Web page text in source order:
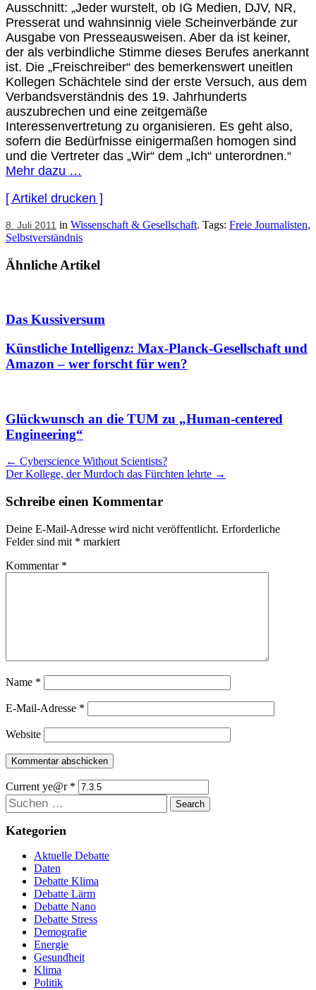
Ausschnitt: „Jeder wurstelt, ob IG Medien, DJV, NR,
Presserat und wahnsinnig viele Scheinverbände zur
Ausgabe von Presseausweisen. Aber da ist keiner,
der als verbindliche Stimme dieses Berufes anerkannt
ist. Die „Freischreiber“ des bemerkenswert uneitlen
Kollegen Schächtele sind der erste Versuch, aus dem
Verbandsverständnis des 19. Jahrhunderts
auszubrechen und eine zeitgemäße
Interessenvertretung zu organisieren. Es geht also,
sofern die Bedürfnisse einigermaßen homogen sind
und die Vertreter das „Wir“ dem „Ich“ unterordnen.“
Mehr dazu …
[ Artikel drucken ]
8. Juli 2011 in Wissenschaft & Gesellschaft. Tags: Freie Journalisten,
Selbstverständnis
Ähnliche Artikel
Das Kussiversum
Künstliche Intelligenz: Max-Planck-Gesellschaft und
Amazon – wer forscht für wen?
Glückwunsch an die TUM zu „Human-centered
Engineering“
Artikel
Navigation
← Cyberscience Without Scientists?
Der Kollege, der Murdoch das Fürchten lehrte →
Schreibe einen Kommentar
Deine E-Mail-Adresse wird nicht veröffentlicht. Erforderliche
Felder sind mit * markiert
Kommentar *
Name *
E-Mail-Adresse *
Website
Current ye@r *
Suchen
Kategorien
Aktuelle Debatte
Daten
Debatte Klima
Debatte Lärm
Debatte Nano
Debatte Stress
Demografie
Energie
Gesundheit
Klima
Politik